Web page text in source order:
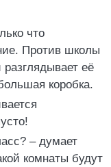
что
Против школы
её
коробка.
– думает
комнаты будут